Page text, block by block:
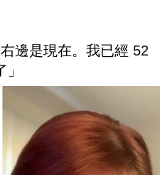
邊是現在。我已經 52
」